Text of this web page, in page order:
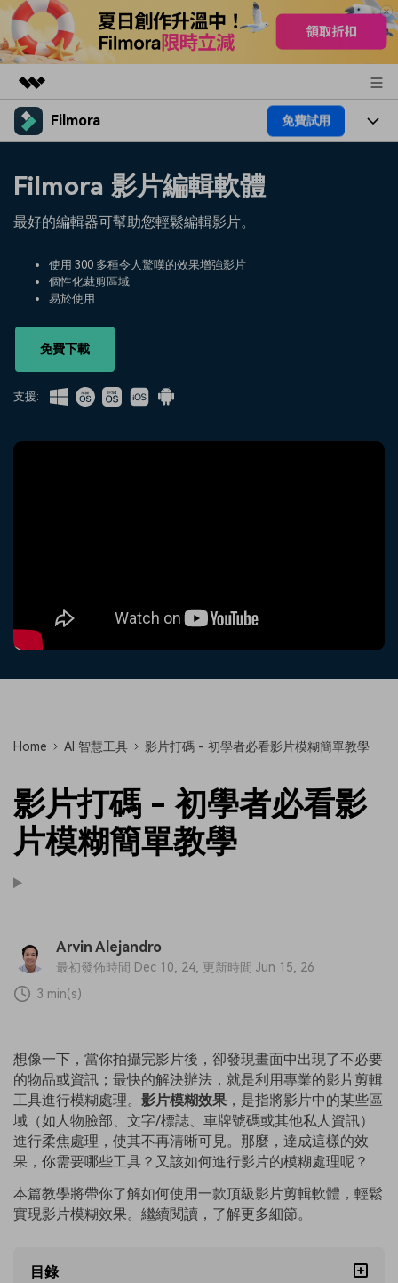
精選產品
實用工具
解決方案
商店
Filmora 免費試用
音訊
熱門人群
熱門方案
部落格
AI提示詞大全
收錄 100+ 熱門影片提示詞，快
幫助中心
我們隨時為您提供協助 如何用 Filmora 做出影響力
產品信息
立即購買 登入
Filmora 影片編輯軟體
最好的編輯器可幫助您輕鬆編輯影片。
使用 300 多種令人驚嘆的效果增強影片
個性化裁剪區域
易於使用
免費下載
支援:
Home AI 智慧工具 影片打碼 - 初學者必看影片模糊簡單教學
影片打碼 - 初學者必看影
片模糊簡單教學
Arvin Alejandro
最初發佈時間 Dec 10, 24, 更新時間 Jun 15, 26
3 min(s)
想像一下，當你拍攝完影片後，卻發現畫面中出現了不必要
的物品或資訊；最快的解決辦法，就是利用專業的影片剪輯
工具進行模糊處理。 影片模糊效果 ，是指將影片中的某些區
域（如人物臉部、文字/標誌、車牌號碼或其他私人資訊）
進行柔焦處理，使其不再清晰可見。那麼，達成這樣的效
果，你需要哪些工具？又該如何進行影片的模糊處理呢？
本篇教學將帶你了解如何使用一款頂級影片剪輯軟體，輕鬆
實現影片模糊效果。繼續閱讀，了解更多細節。
目錄